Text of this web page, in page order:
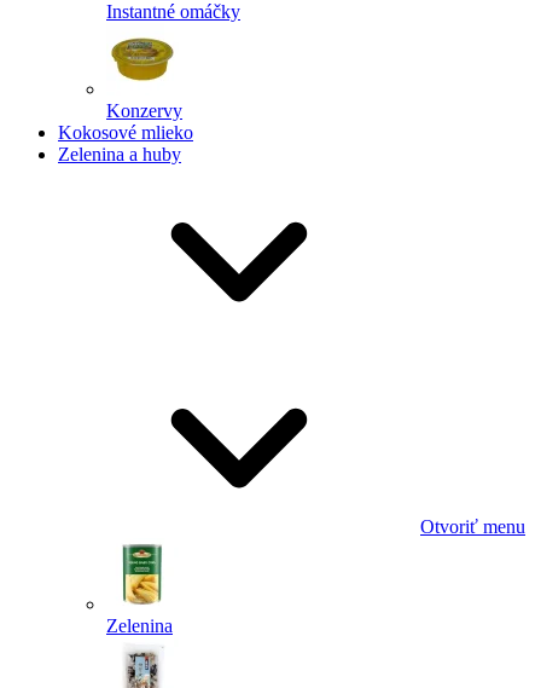
Instantné omáčky
Konzervy
Kokosové mlieko
Zelenina a huby
Otvoriť menu
Zelenina